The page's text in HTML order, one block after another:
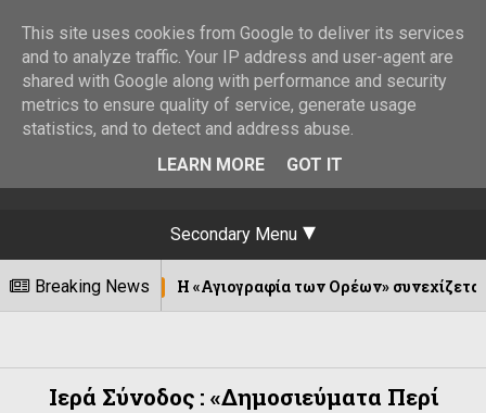
Secondary Menu
Breaking News
08/2026 Η «Αγιογραφία των Ορέων» συνεχίζεται σε Καλέντζι
Ιερά Σύνοδος : «Δημοσιεύματα Περί
This site uses cookies from Google to deliver its services
and to analyze traffic. Your IP address and user-agent are
shared with Google along with performance and security
metrics to ensure quality of service, generate usage
statistics, and to detect and address abuse.
LEARN MORE
GOT IT